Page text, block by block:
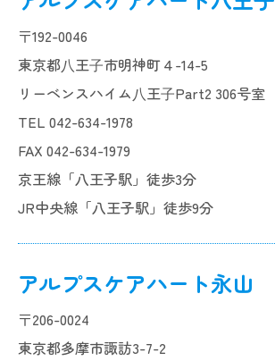
〒192-0046
東京都⼋王⼦市明神町４-14-5
リーベンスハイム⼋王⼦Part2 306号室
TEL 042-634-1978
FAX 042-634-1979
京王線「八王子駅」徒歩3分
JR中央線「八王子駅」徒歩9分
アルプスケアハート永山
〒206-0024
東京都多摩市諏訪3-7-2